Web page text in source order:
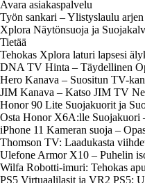
Avara asiakaspalvelu
Työn sankari – Ylistyslaulu
Xplora Näytönsuoja ja
Tietää
Tehokas Xplora laturi lapsesi
DNA TV Hinta – Täydellinen
Hero Kanava – Suositun TV-
JIM Kanava – Katso JIM TV
Honor 90 Lite Suojakuorit ja
Osta Honor X6A:lle Suojakuori
iPhone 11 Kameran suoja –
Thomson TV: Laadukasta
Ulefone Armor X10 – Puhelin
Wilfa Robotti-imuri: Tehokas
PS5 Virtuaalilasit ja VR2 PS5: